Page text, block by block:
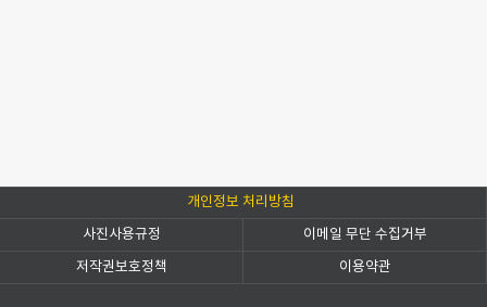
개인정보 처리방침
사진사용규정
이메일 무단 수집거부
저작권보호정책
이용약관